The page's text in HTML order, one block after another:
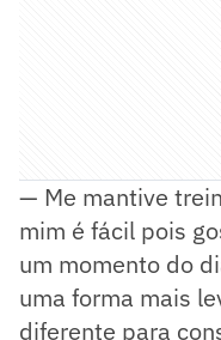
— Me mantive
mim é fácil pois
um momento do
uma forma mais
diferente para